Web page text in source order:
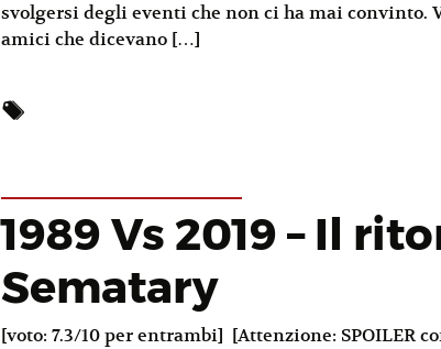
svolgersi degli eventi che non ci ha mai convinto.
amici che dicevano […]
1989 Vs 2019 – Il
Sematary
[voto: 7.3/10 per entrambi] [Attenzione: SPOILER